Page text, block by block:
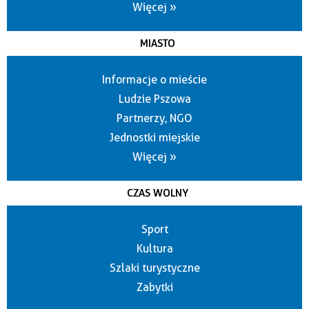
Więcej »
MIASTO
Informacje o mieście
Ludzie Pszowa
Partnerzy, NGO
Jednostki miejskie
Więcej »
CZAS WOLNY
Sport
Kultura
Szlaki turystyczne
Zabytki